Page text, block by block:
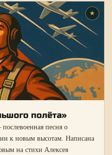
★
полёта»
песня о
к новым высотам. Написана
на стихи Алексея